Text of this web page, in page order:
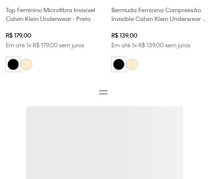
Top Feminino Microfibra Invisível
Calvin Klein Underwear - Preto
R$179,00
Em até1xR$179,00sem juros
Bermuda Feminina Compressão
Invisible Calvin Klein Underwear -
R$139,00
Em até1xR$139,00sem juros